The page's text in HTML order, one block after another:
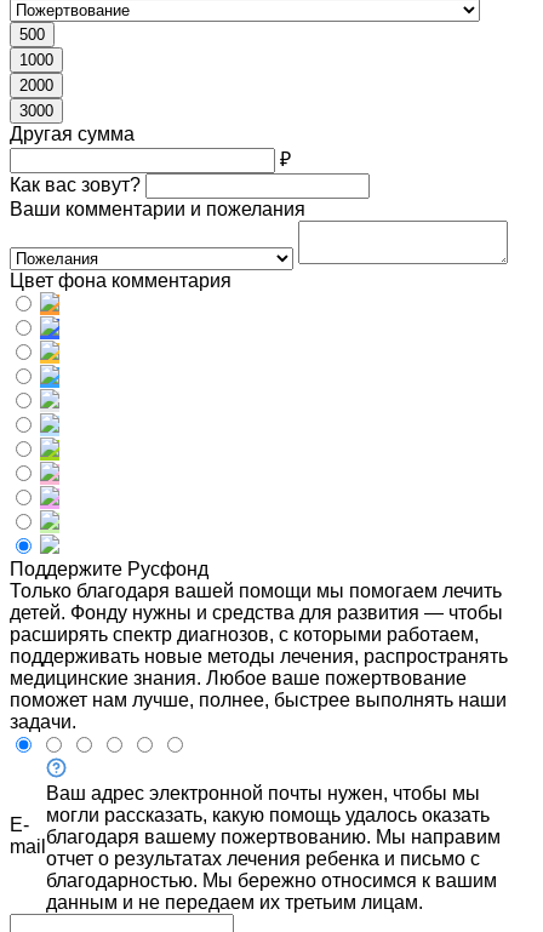
500
1000
2000
3000
Другая сумма
₽
Как вас зовут?
Ваши комментарии и пожелания
Цвет фона комментария
Поддержите Русфонд
Только благодаря вашей помощи мы помогаем лечить
детей. Фонду нужны и средства для развития — чтобы
расширять спектр диагнозов, с которыми работаем,
поддерживать новые методы лечения, распространять
медицинские знания. Любое ваше пожертвование
поможет нам лучше, полнее, быстрее выполнять наши
задачи.
E-
mail
Ваш адрес электронной почты нужен, чтобы мы
могли рассказать, какую помощь удалось оказать
благодаря вашему пожертвованию. Мы направим
отчет о результатах лечения ребенка и письмо с
благодарностью. Мы бережно относимся к вашим
данным и не передаем их третьим лицам.